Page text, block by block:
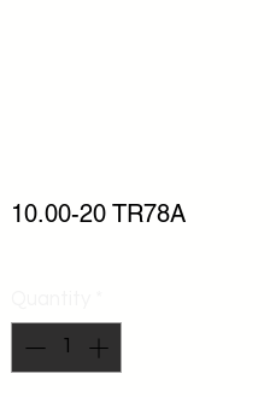
10.00-20 TR78A